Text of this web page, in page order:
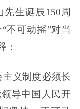
先生诞辰150周
不可动摇”对当
：
义制度必须长
导中国人民开